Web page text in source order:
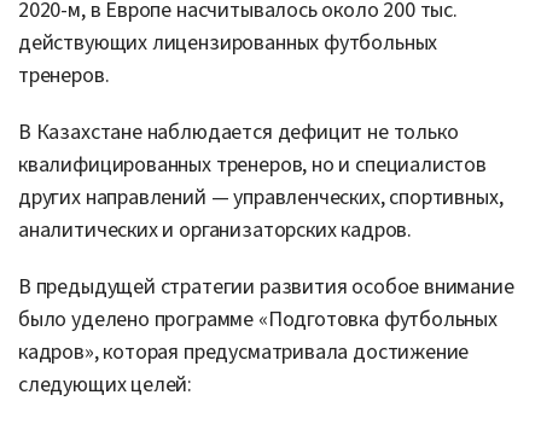
2020-м, в Европе насчитывалось около 200 тыс.
действующих лицензированных футбольных
тренеров.
В Казахстане наблюдается дефицит не только
квалифицированных тренеров, но и специалистов
других направлений — управленческих, спортивных,
аналитических и организаторских кадров.
В предыдущей стратегии развития особое внимание
было уделено программе «Подготовка футбольных
кадров», которая предусматривала достижение
следующих целей: